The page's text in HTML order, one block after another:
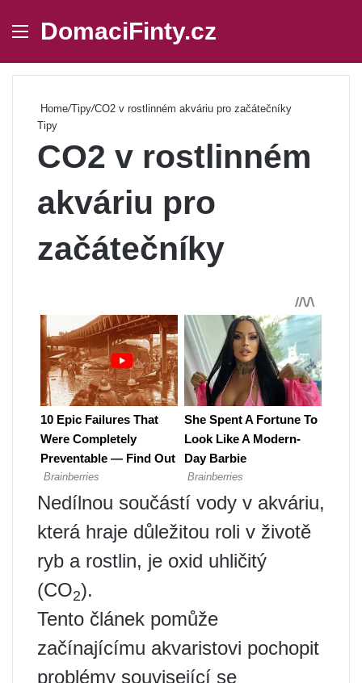
Menu
DomaciFinty.cz
Home/Tipy/CO2 v rostlinném akváriu pro začátečníky
Tipy
CO2 v rostlinném
akváriu pro
začátečníky
Nedílnou součástí vody v akváriu,
která hraje důležitou roli v životě
ryb a rostlin, je oxid uhličitý
(CO2).
Tento článek pomůže
začínajícímu akvaristovi pochopit
problémy související se